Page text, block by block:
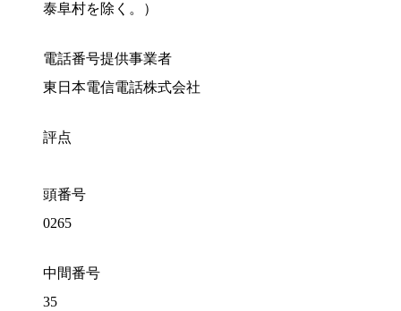
泰阜村を除く。）
電話番号提供事業者
東日本電信電話株式会社
評点
頭番号
0265
中間番号
35